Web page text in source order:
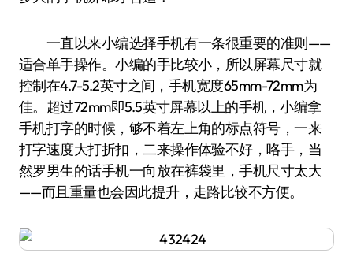
一直以来小编选择手机有一条很重要的准则——
适合单手操作。小编的手比较小，所以屏幕尺寸就
控制在4.7-5.2英寸之间，手机宽度65mm-72mm为
佳。超过72mm即5.5英寸屏幕以上的手机，小编拿
手机打字的时候，够不着左上角的标点符号，一来
打字速度大打折扣，二来操作体验不好，咯手，当
然罗男生的话手机一向放在裤袋里，手机尺寸太大
——而且重量也会因此提升，走路比较不方便。